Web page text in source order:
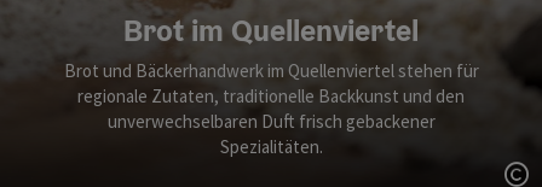
Brot im Quellenviertel
Brot und Bäckerhandwerk im Quellenviertel stehen für
regionale Zutaten, traditionelle Backkunst und den
unverwechselbaren Duft frisch gebackener
Spezialitäten.